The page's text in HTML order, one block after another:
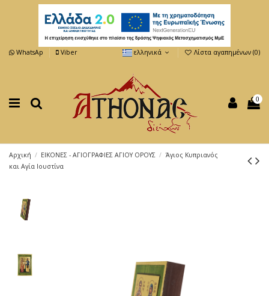
WhatsAp Viber ελληνικά Λίστα αγαπημένων (0)
0
Αρχική ΕΙΚΟΝΕΣ - ΑΓΙΟΓΡΑΦΙΕΣ ΑΓΙΟΥ ΟΡΟΥΣ
Άγιος Κυπριανός
και Αγία Ιουστίνα